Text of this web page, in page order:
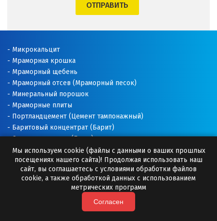
Электросталь
Ю
Югорск
Я
Ялуторовск
Ярославль
ОТПРАВИТЬ
Микрокальцит
Мраморная крошка
Мраморный щебень
Мраморный отсев (Мраморный песок)
Минеральный порошок
Мраморные плиты
Портландцемент (Цемент тампонажный)
Баритовый концентрат (Барит)
Соль техническая (Галит)
Доломитовая мука
Известняковая мука
Добавки для буровых растворов
Буровые растворы
Премиксы (Минеральные добавки)
Мы используем cookie (файлы с данными о ваших прошлых
посещениях нашего сайта)! Продолжая использовать наш
сайт, вы соглашаетесь с условиями обработки файлов
cookie, а также обработкой данных с использованием
метрических программ
Согласен